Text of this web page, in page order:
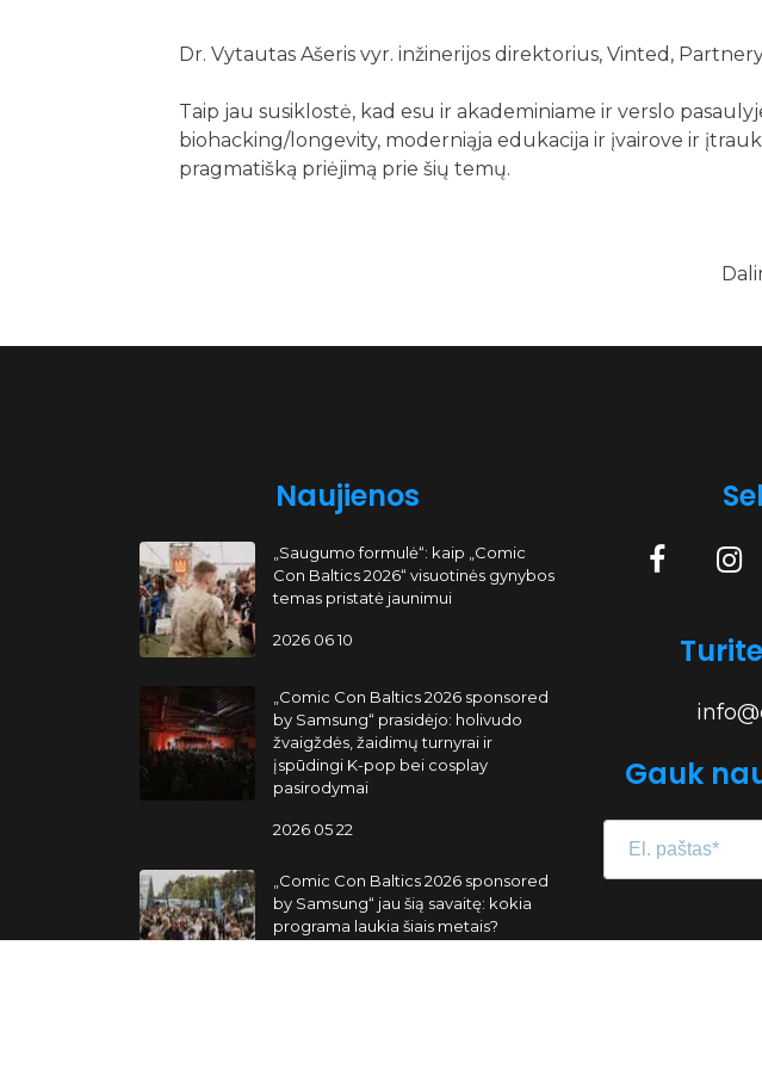
Dr. Vytautas Ašeris vyr. inžinerijos direktorius, Vinted,
Taip jau susiklostė, kad esu ir akademiniame ir verslo
biohacking/longevity, moderniąja edukacija ir įvairove ir
pragmatišką priėjimą prie šių temų.
Naujienos
„Saugumo formulė“: kaip „Comic
Con Baltics 2026“ visuotinės gynybos
temas pristatė jaunimui
2026 06 10
„Comic Con Baltics 2026 sponsored
by Samsung“ prasidėjo: holivudo
žvaigždės, žaidimų turnyrai ir
įspūdingi K-pop bei cosplay
pasirodymai
2026 05 22
„Comic Con Baltics 2026 sponsored
by Samsung“ jau šią savaitę: kokia
programa laukia šiais metais?
Gauk